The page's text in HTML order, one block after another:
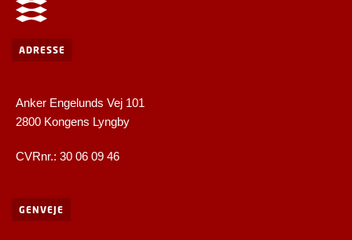
ADRESSE
Anker Engelunds Vej 101
2800 Kongens Lyngby
CVRnr.: 30 06 09 46
GENVEJE